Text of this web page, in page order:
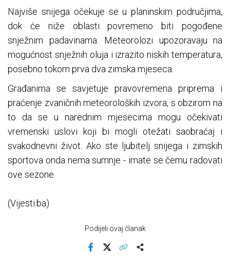
Najviše snijega očekuje se u planinskim područjima,
dok će niže oblasti povremeno biti pogođene
snježnim padavinama. Meteorolozi upozoravaju na
mogućnost snježnih oluja i izrazito niskih temperatura,
posebno tokom prva dva zimska mjeseca.
Građanima se savjetuje pravovremena priprema i
praćenje zvaničnih meteoroloških izvora, s obzirom na
to da se u narednim mjesecima mogu očekivati
vremenski uslovi koji bi mogli otežati saobraćaj i
svakodnevni život. Ako ste ljubitelj snijega i zimskih
sportova onda nema sumnje - imate se čemu radovati
ove sezone.
(Vijesti.ba)
Podijeli ovaj članak